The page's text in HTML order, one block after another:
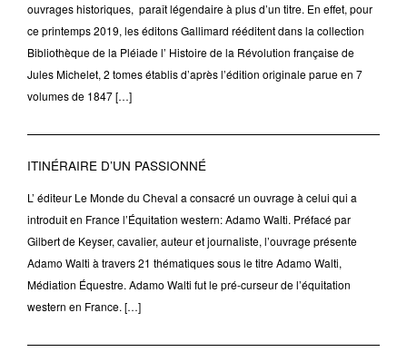
ouvrages historiques, paraît légendaire à plus d’un titre. En effet, pour
ce printemps 2019, les éditons Gallimard rééditent dans la collection
Bibliothèque de la Pléiade l’ Histoire de la Révolution française de
Jules Michelet, 2 tomes établis d’après l’édition originale parue en 7
volumes de 1847 […]
ITINÉRAIRE D’UN PASSIONNÉ
L’ éditeur Le Monde du Cheval a consacré un ouvrage à celui qui a
introduit en France l’Équitation western: Adamo Walti. Préfacé par
Gilbert de Keyser, cavalier, auteur et journaliste, l’ouvrage présente
Adamo Walti à travers 21 thématiques sous le titre Adamo Walti,
Médiation Équestre. Adamo Walti fut le pré-curseur de l’équitation
western en France. […]